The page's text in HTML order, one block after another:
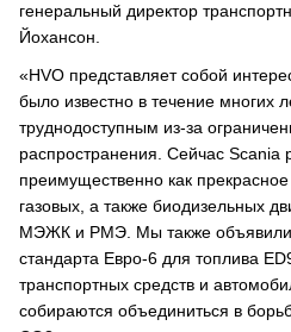
генеральный директор
Йохансон.
«HVO представляет собой
было известно в течение многих
труднодоступным из-за
распространения. Сейчас Scania
преимущественно как
газовых, а также биодизельных
МЭЖК и РМЭ. Мы также объявили
стандарта Евро-6 для топлива
транспортных средств и
собираются объединиться в